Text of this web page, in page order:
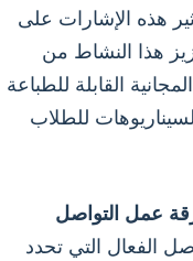
هذه الإشارات على
هذا النشاط من
القابلة للطباعة
للطلاب
عمل التواصل
الفعال التي تحدد